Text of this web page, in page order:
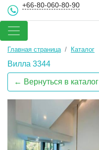
+66-80-060-80-90
Главная страница Каталог
Вилла 3344
← Вернуться в каталог